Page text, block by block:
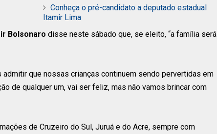
Conheça o pré-candidato a deputado estadual
Itamir Lima
Bolsonaro disse neste sábado que, se eleito, “a família será
admitir que nossas crianças continuem sendo pervertidas em
de qualquer um, vai ser feliz, mas não vamos brincar com
de Cruzeiro do Sul, Juruá e do Acre, sempre com